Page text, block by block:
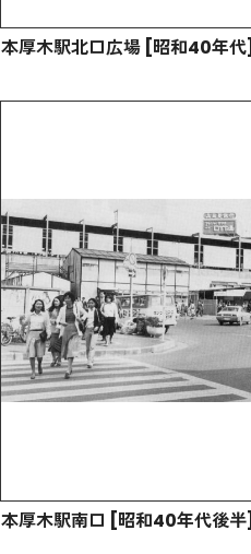
本厚木駅北口広場 [昭和40年代]
本厚木駅南口 [昭和40年代後半]